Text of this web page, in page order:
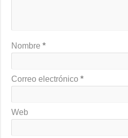
Nombre*
Correo electrónico*
Web